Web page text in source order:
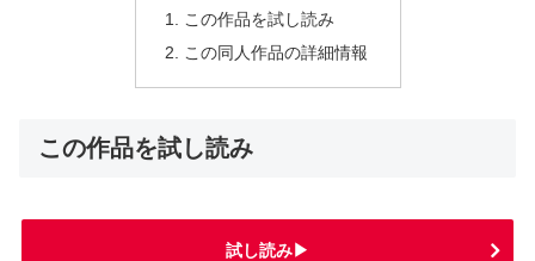
この作品を試し読み
この同人作品の詳細情報
この作品を試し読み
試し読み▶